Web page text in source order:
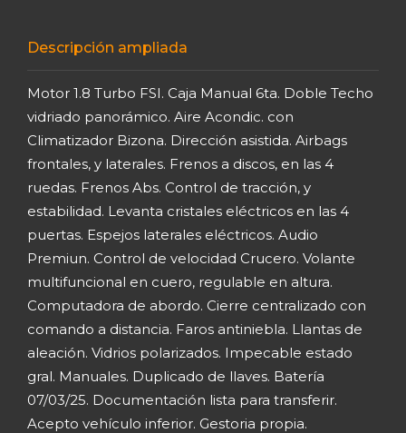
Descripción ampliada
Motor 1.8 Turbo FSI. Caja Manual 6ta. Doble Techo
vidriado panorámico. Aire Acondic. con
Climatizador Bizona. Dirección asistida. Airbags
frontales, y laterales. Frenos a discos, en las 4
ruedas. Frenos Abs. Control de tracción, y
estabilidad. Levanta cristales eléctricos en las 4
puertas. Espejos laterales eléctricos. Audio
Premiun. Control de velocidad Crucero. Volante
multifuncional en cuero, regulable en altura.
Computadora de abordo. Cierre centralizado con
comando a distancia. Faros antiniebla. Llantas de
aleación. Vidrios polarizados. Impecable estado
gral. Manuales. Duplicado de llaves. Batería
07/03/25. Documentación lista para transferir.
Acepto vehículo inferior. Gestoria propia.